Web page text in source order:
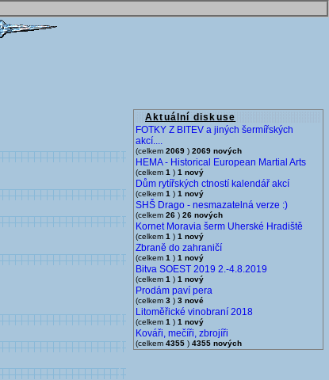
Aktuální diskuse
FOTKY Z BITEV a jiných šermířských
akcí....
(celkem 2069 ) 2069 nových
HEMA - Historical European Martial Arts
(celkem 1 ) 1 nový
Dům rytířských ctností kalendář akcí
(celkem 1 ) 1 nový
SHŠ Drago - nesmazatelná verze :)
(celkem 26 ) 26 nových
Kornet Moravia šerm Uherské Hradiště
(celkem 1 ) 1 nový
Zbraně do zahraničí
(celkem 1 ) 1 nový
Bitva SOEST 2019 2.-4.8.2019
(celkem 1 ) 1 nový
Prodám paví pera
(celkem 3 ) 3 nové
Litoměřické vinobraní 2018
(celkem 1 ) 1 nový
Kováři, mečíři, zbrojíři
(celkem 4355 ) 4355 nových